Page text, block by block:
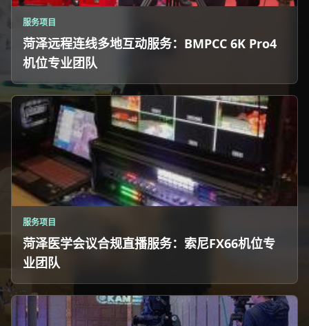
服务项目
菏泽远程连线多地互动服务：BMPCC 6K Pro4
机位专业团队
服务项目
菏泽医学会议合规直播服务：索尼FX66机位专
业团队